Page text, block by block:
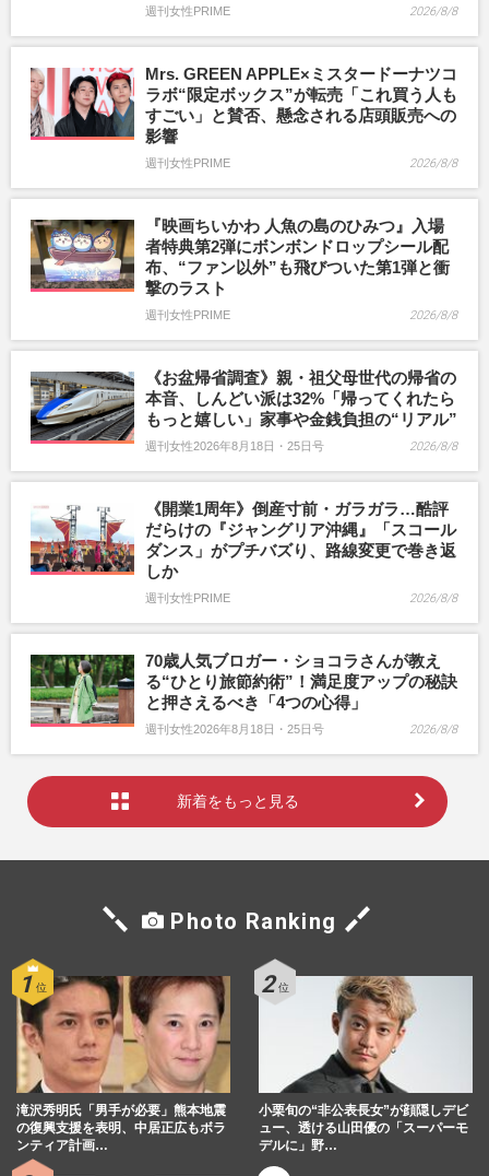
週刊女性PRIME 2026/8/8
Mrs. GREEN APPLE×ミスタードーナツコ
ラボ“限定ボックス”が転売「これ買う人も
すごい」と賛否、懸念される店頭販売への
影響
週刊女性PRIME 2026/8/8
『映画ちいかわ 人魚の島のひみつ』入場
者特典第2弾にボンボンドロップシール配
布、“ファン以外”も飛びついた第1弾と衝
撃のラスト
週刊女性PRIME 2026/8/8
《お盆帰省調査》親・祖父母世代の帰省の
本音、しんどい派は32%「帰ってくれたら
もっと嬉しい」家事や金銭負担の“リアル”
週刊女性2026年8月18日・25日号 2026/8/8
《開業1周年》倒産寸前・ガラガラ…酷評
だらけの『ジャングリア沖縄』「スコール
ダンス」がプチバズり、路線変更で巻き返
しか
週刊女性PRIME 2026/8/8
70歳人気ブロガー・ショコラさんが教え
る“ひとり旅節約術”！満足度アップの秘訣
と押さえるべき「4つの心得」
週刊女性2026年8月18日・25日号 2026/8/8
新着をもっと見る
Photo Ranking
滝沢秀明氏「男手が必要」熊本地震
の復興支援を表明、中居正広もボラ
ンティア計画…
小栗旬の“非公表長女”が顔隠しデビ
ュー、透ける山田優の「スーパーモ
デルに」野…